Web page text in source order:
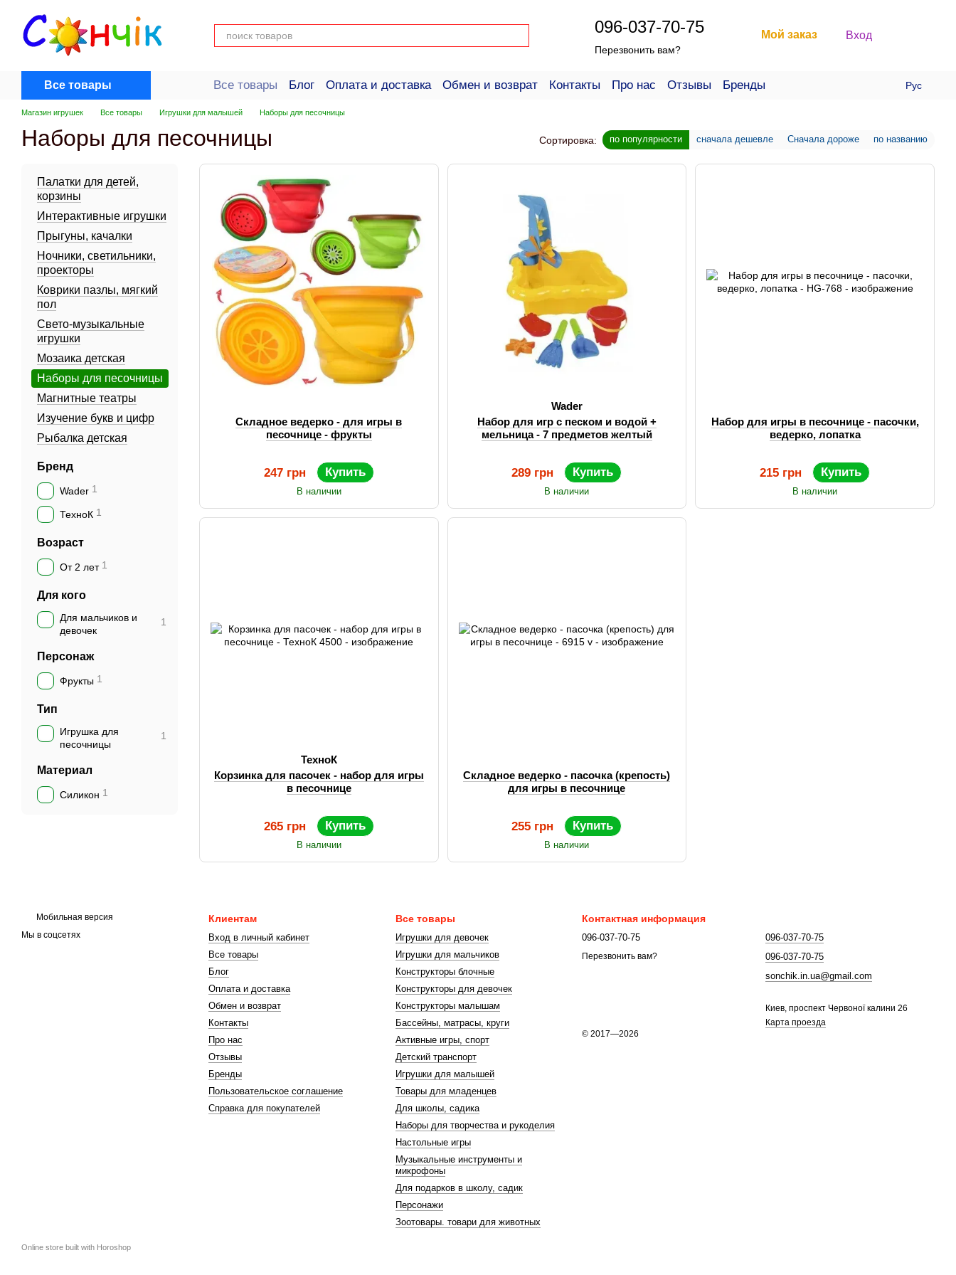
096-037-70-75
Перезвонить вам?
Мой заказ Вход
Все товары Все товары Блог Оплата и доставка Обмен и возврат Контакты Про нас Отзывы
Бренды
Рус
Магазин игрушек Все товары Игрушки для малышей Наборы для песочницы
Наборы для песочницы Сортировка: по популярности сначала дешевле Сначала дороже по названию
Складное ведерко - для игры в
песочнице - фрукты
247 грн Купить
В наличии
Wader
Набор для игр с песком и водой +
мельница - 7 предметов желтый
289 грн Купить
В наличии
Набор для игры в песочнице - пасочки,
ведерко, лопатка
215 грн Купить
В наличии
ТехноК
Корзинка для пасочек - набор для игры
в песочнице
265 грн Купить
В наличии
Складное ведерко - пасочка (крепость)
для игры в песочнице
255 грн Купить
В наличии
Палатки для детей,
корзины
Интерактивные игрушки
Прыгуны, качалки
Ночники, светильники,
проекторы
Коврики пазлы, мягкий
пол
Свето-музыкальные
игрушки
Мозаика детская
Наборы для песочницы
Магнитные театры
Изучение букв и цифр
Рыбалка детская
Бренд
Wader 1
ТехноК 1
Возраст
От 2 лет 1
Для кого
Для мальчиков и
девочек
1
Персонаж
Фрукты 1
Тип
Игрушка для
песочницы
1
Материал
Силикон 1
Мобильная версия
Мы в соцсетях
Online store built with Horoshop
Клиентам
Вход в личный кабинет
Все товары
Блог
Оплата и доставка
Обмен и возврат
Контакты
Про нас
Отзывы
Бренды
Пользовательское соглашение
Справка для покупателей
Все товары
Игрушки для девочек
Игрушки для мальчиков
Конструкторы блочные
Конструкторы для девочек
Конструкторы малышам
Бассейны, матрасы, круги
Активные игры, спорт
Детский транспорт
Игрушки для малышей
Товары для младенцев
Для школы, садика
Наборы для творчества и рукоделия
Настольные игры
Музыкальные инструменты и
микрофоны
Для подарков в школу, садик
Персонажи
Зоотовары. товари для животных
Контактная информация
096-037-70-75
Перезвонить вам?
096-037-70-75
096-037-70-75
sonchik.in.ua@gmail.com
Киев, проспект Червоної калини 26
Карта проезда
© 2017—2026